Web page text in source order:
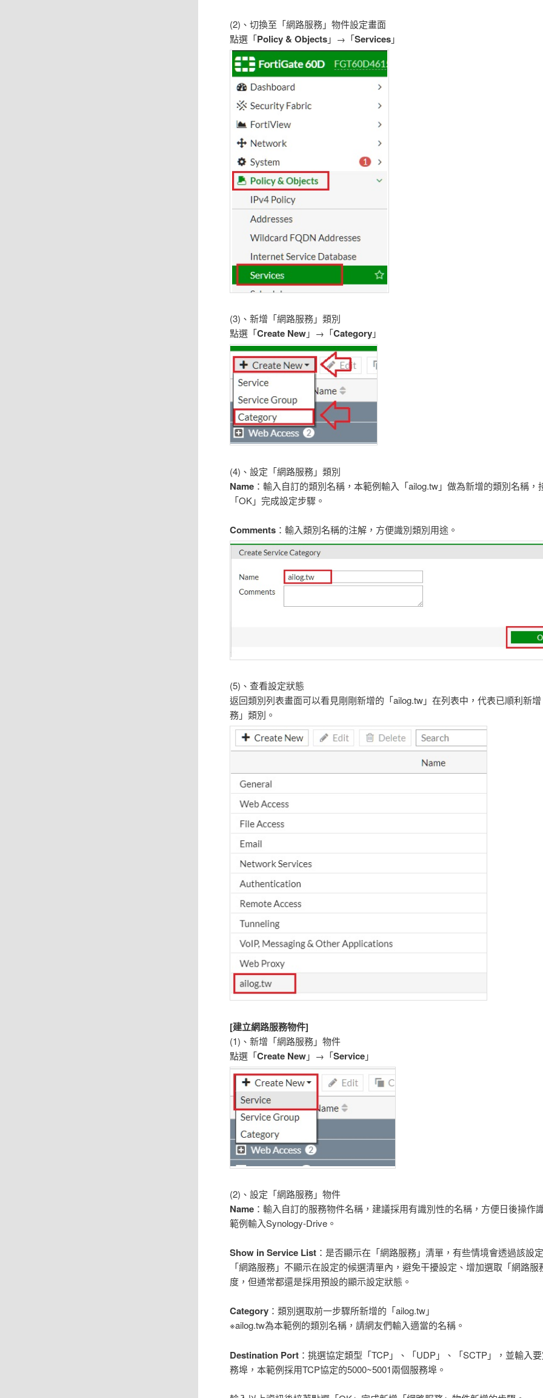
(2)、切換至「網路服務」物件設定畫面
點選「Policy & Objects」→「Services」
(3)、新增「網路服務」類別
點選「Create New」→「Category」
(4)、設定「網路服務」類別
Name ：輸入自訂的類別名稱，本範例輸入「ailog.tw」做為新增的類別名稱，
「OK」完成設定步驟。
Comments ：輸入類別名稱的注解，方便識別類別用途。
(5)、查看設定狀態
返回類別列表畫面可以看見剛剛新增的「ailog.tw」在列表中，代表已順利新
務」類別。
[建立網路服務物件]
(1)、新增「網路服務」物件
點選「Create New」→「Service」
(2)、設定「網路服務」物件
Name ：輸入自訂的服務物件名稱，建議採用有識別性的名稱，方便日後操作
範例輸入Synology-Drive。
Show in Service List ：是否顯示在「網路服務」清單，有些情境會透過該設
「網路服務」不顯示在設定的候選清單內，避免干擾設定、增加選取「網路服
度，但通常都還是採用預設的顯示設定狀態。
Category ：類別選取前一步驟所新增的「ailog.tw」
※ailog.tw為本範例的類別名稱，請網友們輸入適當的名稱。
Destination Port ：挑選協定類型「TCP」、「UDP」、「SCTP」，並輸入
務埠，本範例採用TCP協定的5000~5001兩個服務埠。